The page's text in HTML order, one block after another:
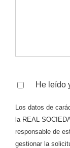
He leído
Los datos de
la REAL
responsable de
gestionar la